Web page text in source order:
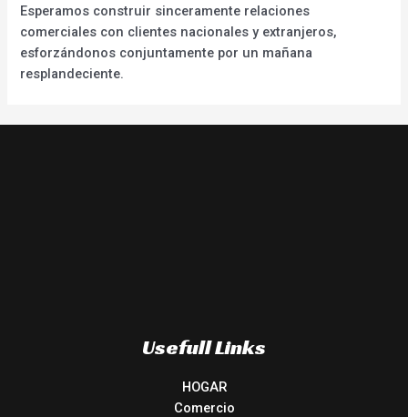
Esperamos construir sinceramente relaciones
comerciales con clientes nacionales y extranjeros,
esforzándonos conjuntamente por un mañana
resplandeciente.
Usefull Links
HOGAR
Comercio